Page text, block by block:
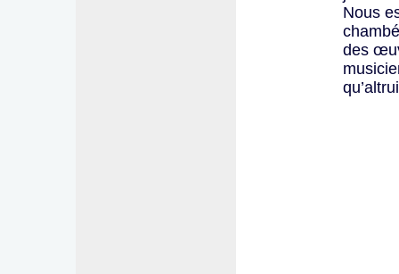
Nous
des